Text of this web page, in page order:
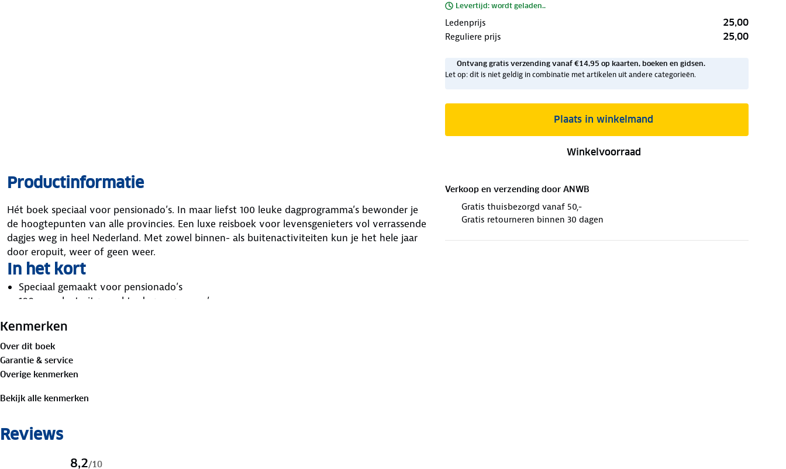
Levertijd: wordt geladen..
Ledenprijs 25,00
Reguliere prijs 25,00
Ontvang gratis verzending vanaf €14,95 op kaarten, boeken en gidsen.
Let op: dit is niet geldig in combinatie met artikelen uit andere categorieën.
Plaats in winkelmand
Winkelvoorraad
Verkoop en verzending door ANWB
Gratis thuisbezorgd vanaf 50,-
Gratis retourneren binnen 30 dagen
Productinformatie
Hét boek speciaal voor pensionado’s. In maar liefst 100 leuke dagprogramma’s bewonder je
de hoogtepunten van alle provincies. Een luxe reisboek voor levensgenieters vol verrassende
dagjes weg in heel Nederland. Met zowel binnen- als buitenactiviteiten kun je het hele jaar
door eropuit, weer of geen weer.
In het kort
Speciaal gemaakt voor pensionado’s
100 compleet uitgewerkte dagprogramma’s
Musea, natuur, stadjes en bezienswaardigheden
Boordevol tips, foto’s, kaarten en routes
Ertussenuit in de lente, zomer, herfst en winter
Met leuke lunch, diner- en slaapplekken
cadeau , ook voor jezelf.
Het boek is opgedeeld in 100 complete dagprogramma’s. In elk dagje weg brengen we je naar
verwijderd zijn. Zo begin je bijvoorbeeld met een wandeling, gevolgd door een bezoek aan
Kenmerken
Over dit boek
Garantie & service
Overige kenmerken
Bekijk alle kenmerken
Reviews
8,2/10